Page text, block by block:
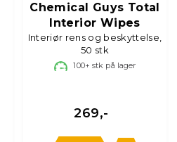
Chemical Guys Total
Interior Wipes
Interiør rens og beskyttelse,
50 stk
100+ stk på lager
269,-